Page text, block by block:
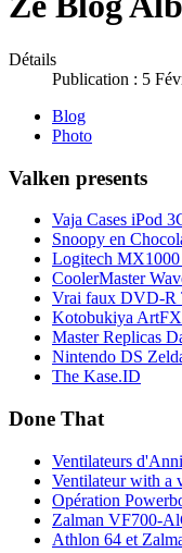
Détails
Publication : 5
Blog
Photo
Valken presents
Vaja Cases iPod
Snoopy en
Logitech MX1000
CoolerMaster
Vrai faux DVD-R
Kotobukiya ArtFX
Master Replicas
Nintendo DS
The Kase.ID
Done That
Ventilateurs
Ventilateur with a
Opération
Zalman VF700-
Athlon 64 et